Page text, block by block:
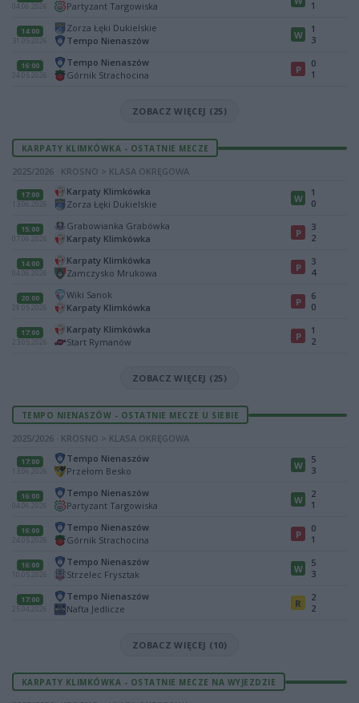
04.06.2026
Partyzant Targowiska
1
14:00
31.05.2026
Zorza Łęki Dukielskie
Tempo Nienaszów
W
1
3
16:00
24.05.2026
Tempo Nienaszów
Górnik Strachocina
P
0
1
ZOBACZ WIĘCEJ (25)
KARPATY KLIMKÓWKA - OSTATNIE MECZE
2025/2026 · KROSNO > KLASA OKRĘGOWA
17:00
13.06.2026
Karpaty Klimkówka
Zorza Łęki Dukielskie
W
1
0
15:00
07.06.2026
Grabowianka Grabówka
Karpaty Klimkówka
P
3
2
14:00
04.06.2026
Karpaty Klimkówka
Zamczysko Mrukowa
P
3
4
20:00
29.05.2026
Wiki Sanok
Karpaty Klimkówka
P
6
0
17:00
23.05.2026
Karpaty Klimkówka
Start Rymanów
P
1
2
ZOBACZ WIĘCEJ (25)
TEMPO NIENASZÓW - OSTATNIE MECZE U SIEBIE
2025/2026 · KROSNO > KLASA OKRĘGOWA
17:00
13.06.2026
Tempo Nienaszów
Przełom Besko
W
5
3
16:00
04.06.2026
Tempo Nienaszów
Partyzant Targowiska
W
2
1
16:00
24.05.2026
Tempo Nienaszów
Górnik Strachocina
P
0
1
16:00
10.05.2026
Tempo Nienaszów
Strzelec Frysztak
W
5
3
17:00
25.04.2026
Tempo Nienaszów
Nafta Jedlicze
R
2
2
ZOBACZ WIĘCEJ (10)
KARPATY KLIMKÓWKA - OSTATNIE MECZE NA WYJEZDZIE